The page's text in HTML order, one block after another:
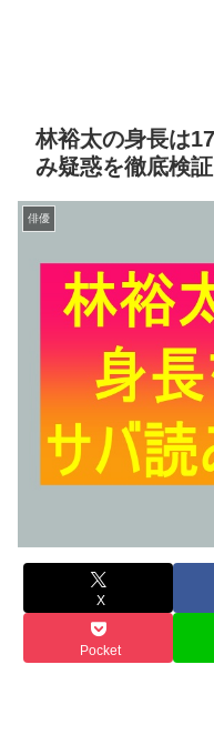
林裕太の身長は
み疑惑を徹底検証
俳優
X
Pocket